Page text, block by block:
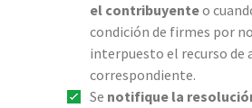
el contribuyenteo
condición de firmes por
interpuesto el recurso de
correspondiente.
Se notifique la